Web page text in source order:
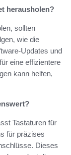
herausholen?
sollten
wie die
Updates und
eine effizientere
kann helfen,
Tastaturen für
für präzises
Dieses